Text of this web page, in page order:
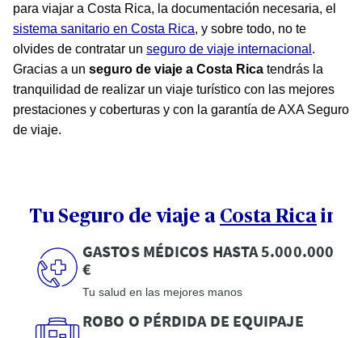
para viajar a Costa Rica, la documentación necesaria, el
sistema sanitario en Costa Rica, y sobre todo, no te
olvides de contratar un seguro de viaje internacional .
Gracias a un seguro de viaje a Costa Rica tendrás la
tranquilidad de realizar un viaje turístico con las mejores
prestaciones y coberturas y con la garantía de AXA Seguro
de viaje.
Tu Seguro de viaje a Costa Rica
GASTOS MÉDICOS HASTA 5.000.000
€
Tu salud en las mejores manos
ROBO O PÉRDIDA DE EQUIPAJE